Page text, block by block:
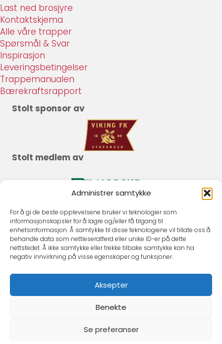
Administrer samtykke
For å gi de beste opplevelsene bruker vi teknologier som
informasjonskapsler for å lagre og/eller få tilgang til
enhetsinformasjon. Å samtykke til disse teknologiene vil tillate oss å
behandle data som nettleseratferd eller unike ID-er på dette
nettstedet. Å ikke samtykke eller trekke tilbake samtykke kan ha
negativ innvirkning på visse egenskaper og funksjoner.
Aksepter
Benekte
Se preferanser
Last ned brosjyre
Kontaktskjema
Alle våre trapper
Spørsmål & Svar
Inspirasjon
Leveringsbetingelser
Trappemanualen
Bærekraftsrapport
Stolt sponsor av
Stolt medlem av